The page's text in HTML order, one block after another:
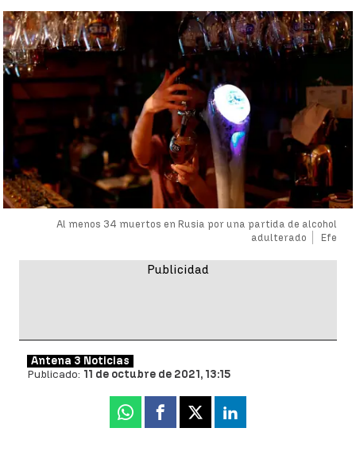
Al menos 34 muertos en Rusia por una partida de alcohol
adulterado
Efe
Antena 3 Noticias
Publicado: 11 de octubre de 2021, 13:15
Whatsapp
Facebook
X Linkedin